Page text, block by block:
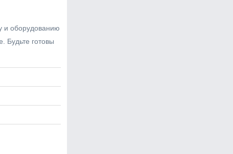
и оборудованию
Будьте готовы